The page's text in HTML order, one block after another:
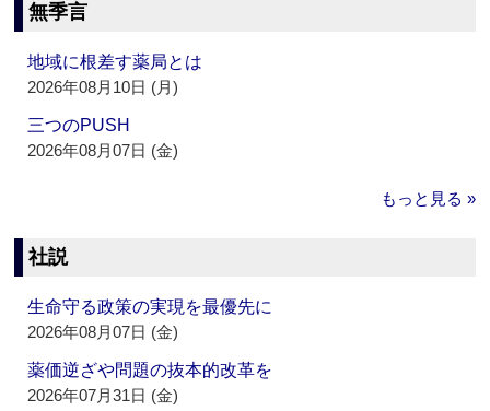
無季言
地域に根差す薬局とは
2026年08月10日 (月)
三つのPUSH
2026年08月07日 (金)
もっと見る »
社説
生命守る政策の実現を最優先に
2026年08月07日 (金)
薬価逆ざや問題の抜本的改革を
2026年07月31日 (金)